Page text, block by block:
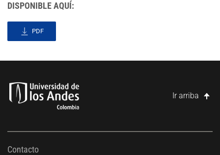
DISPONIBLE AQUÍ:
PDF
Ir arriba
Contacto